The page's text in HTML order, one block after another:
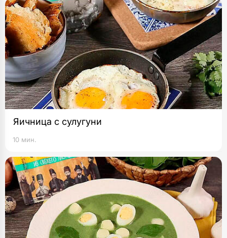
Яичница с сулугуни
10 мин.